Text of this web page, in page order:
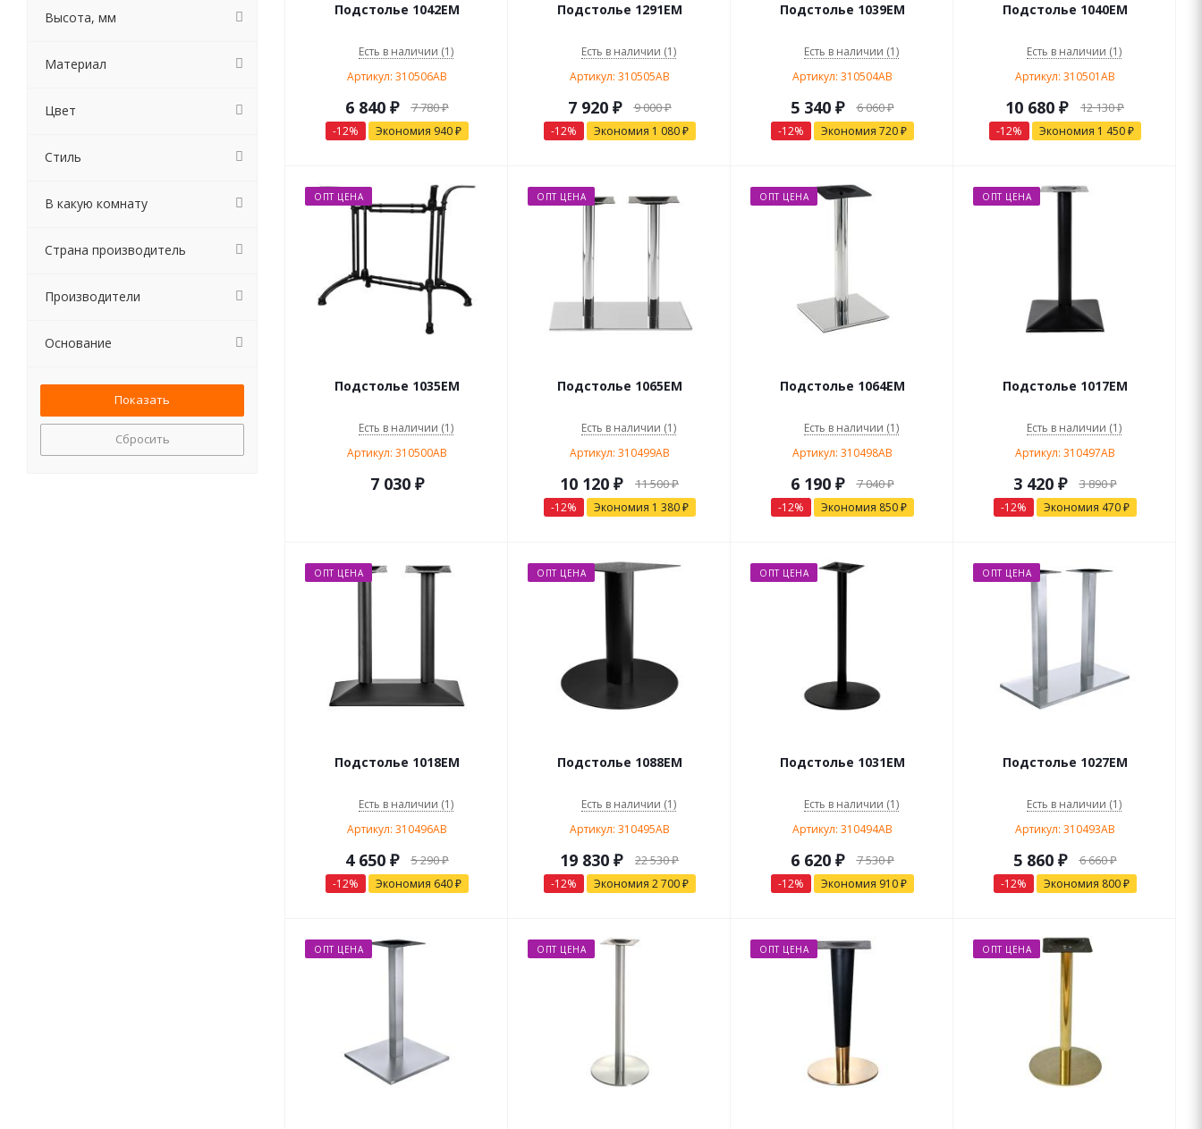
Подстолье 1042EM
Есть в наличии (1)
Артикул: 310506AB
6 840₽ 7 780₽
-12% Экономия 940₽
Подстолье 1291EM
Есть в наличии (1)
Артикул: 310505AB
7 920₽ 9 000₽
-12% Экономия 1 080₽
Подстолье 1039EM
Есть в наличии (1)
Артикул: 310504AB
5 340₽ 6 060₽
-12% Экономия 720₽
Подстолье 1040EM
Есть в наличии (1)
Артикул: 310501AB
10 680 ₽ 12 130₽
-12% Экономия 1 450₽
ОПТ ЦЕНА
Подстолье 1035EM
Есть в наличии (1)
Артикул: 310500AB
7 030₽
ОПТ ЦЕНА
Подстолье 1065EM
Есть в наличии (1)
Артикул: 310499AB
10 120 ₽ 11 500₽
-12% Экономия 1 380₽
ОПТ ЦЕНА
Подстолье 1064EM
Есть в наличии (1)
Артикул: 310498AB
6 190₽ 7 040₽
-12% Экономия 850₽
ОПТ ЦЕНА
Подстолье 1017EM
Есть в наличии (1)
Артикул: 310497AB
3 420₽ 3 890₽
-12% Экономия 470₽
ОПТ ЦЕНА
Подстолье 1018EM
Есть в наличии (1)
Артикул: 310496AB
4 650₽ 5 290₽
-12% Экономия 640₽
ОПТ ЦЕНА
Подстолье 1088EM
Есть в наличии (1)
Артикул: 310495AB
19 830 ₽ 22 530₽
-12% Экономия 2 700₽
ОПТ ЦЕНА
Подстолье 1031EM
Есть в наличии (1)
Артикул: 310494AB
6 620₽ 7 530₽
-12% Экономия 910₽
ОПТ ЦЕНА
Подстолье 1027EM
Есть в наличии (1)
Артикул: 310493AB
5 860₽ 6 660₽
-12% Экономия 800₽
ОПТ ЦЕНА ОПТ ЦЕНА ОПТ ЦЕНА ОПТ ЦЕНА
Высота, мм
Материал
Цвет
Стиль
В какую комнату
Страна производитель
Производители
Основание
Сбросить